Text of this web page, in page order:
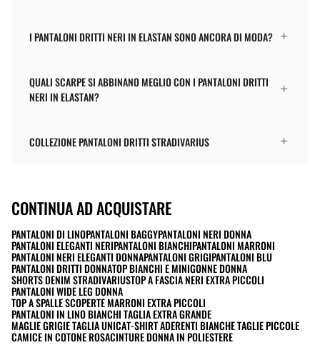
I PANTALONI DRITTI NERI IN ELASTAN SONO ANCORA DI MODA?
QUALI SCARPE SI ABBINANO MEGLIO CON I PANTALONI DRITTI
NERI IN ELASTAN?
COLLEZIONE PANTALONI DRITTI STRADIVARIUS
CONTINUA AD ACQUISTARE
PANTALONI DI LINOPANTALONI BAGGYPANTALONI NERI DONNA
PANTALONI ELEGANTI NERIPANTALONI BIANCHIPANTALONI MARRONI
PANTALONI NERI ELEGANTI DONNAPANTALONI GRIGIPANTALONI BLU
PANTALONI DRITTI DONNATOP BIANCHI E MINIGONNE DONNA
SHORTS DENIM STRADIVARIUSTOP A FASCIA NERI EXTRA PICCOLI
PANTALONI WIDE LEG DONNA
TOP A SPALLE SCOPERTE MARRONI EXTRA PICCOLI
PANTALONI IN LINO BIANCHI TAGLIA EXTRA GRANDE
MAGLIE GRIGIE TAGLIA UNICAT-SHIRT ADERENTI BIANCHE TAGLIE PICCOLE
CAMICE IN COTONE ROSACINTURE DONNA IN POLIESTERE